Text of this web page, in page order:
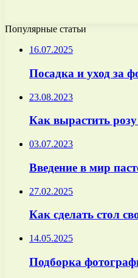
Популярные статьи
16.07.2025
Посадка и уход за
23.08.2023
Как вырастить
03.07.2023
Введение в мир
27.02.2025
Как сделать стол
14.05.2025
Подборка